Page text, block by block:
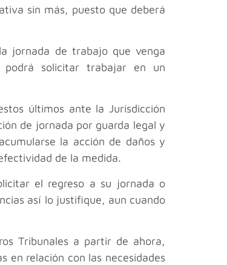
sin más, puesto que deberá
jornada de trabajo que venga
podrá solicitar trabajar en un
últimos ante la Jurisdicción
de jornada por guarda legal y
la acción de daños y
de la medida.
el regreso a su jornada o
así lo justifique, aun cuando
Tribunales a partir de ahora,
en relación con las necesidades